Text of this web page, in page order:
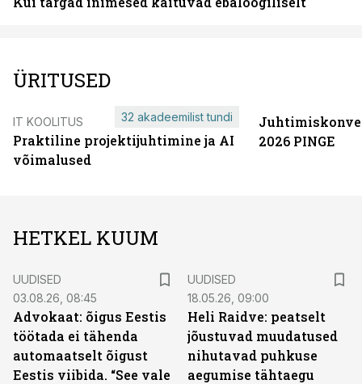
ÜRITUSED
IT KOOLITUS
Praktiline projektijuhtimine ja AI
võimalused
32 akadeemilist tundi
2026 PINGE
HETKEL KUUM
UUDISED
03.08.26, 08:45
Advokaat: õigus Eestis
töötada ei tähenda
automaatselt õigust
Eestis viibida. “See vale
UUDISED
18.05.26, 09:00
Heli Raidve: peatselt
jõustuvad muudatused
nihutavad puhkuse
aegumise tähtaegu